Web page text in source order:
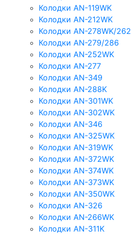
Колодки AN-119WK
Колодки AN-212WK
Колодки AN-278WK/262
Колодки AN-279/286
Колодки AN-252WK
Колодки AN-277
Колодки AN-349
Колодки AN-288K
Колодки AN-301WK
Колодки AN-302WK
Колодки AN-346
Колодки AN-325WK
Колодки AN-319WK
Колодки AN-372WK
Колодки AN-374WK
Колодки AN-373WK
Колодки AN-350WK
Колодки AN-326
Колодки AN-266WK
Колодки AN-311K